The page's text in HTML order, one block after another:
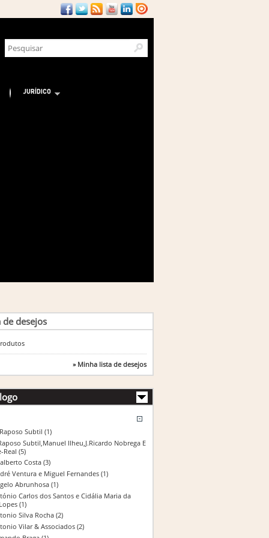
JURÍDICO
de desejos
» Minha lista de desejos
Subtil (1)
Subtil,Manuel Ilheu,J.Ricardo Nobrega E
Real (5)
Costa(3)
Ventura e Miguel Fernandes (1)
Abrunhosa(1)
Carlos dos Santos e Cidália Maria da
(1)
Silva Rocha(2)
Vilar & Associados (2)